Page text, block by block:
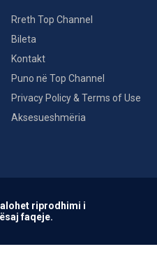
Rreth Top Channel
Bileta
Kontakt
Puno në Top Channel
Privacy Policy & Terms of Use
Aksesueshmëria
riprodhimi i
faqeje.